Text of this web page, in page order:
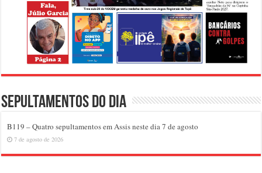
Sepultamentos do dia
B119 – Quatro sepultamentos em Assis neste dia 7 de agosto
7 de agosto de 2026